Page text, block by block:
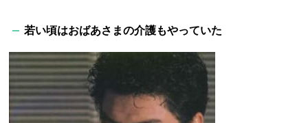
若い頃はおばあさまの介護もやっていた